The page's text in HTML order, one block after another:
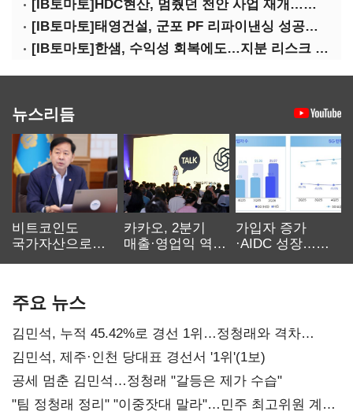
[IB토마토]HDC현산, 멈췄던 천안 사업 재개…우발채무 부담 줄인다
[IB토마토]태영건설, 군포 PF 리파이낸싱 성공…후속사업 '청신호'
[IB토마토]한샘, 수익성 회복에도…지분 리스크 덮친다
뉴스리듬
비트코인도
국가자산으로…'
카카오, 2분기
매출·영업익 역대
가입자 증가
·AIDC 성장…
주요 뉴스
김민석, 누적 45.42%로 경선 1위…정청래와 격차
0.86%p(2보)
김민석, 제주·인천 당대표 경선서 '1위'(1보)
공세 멈춘 김민석…정청래 "갈등은 제가 수습"
"팀 정청래 정리" "이중잣대 말라"…민주 최고위원 계파